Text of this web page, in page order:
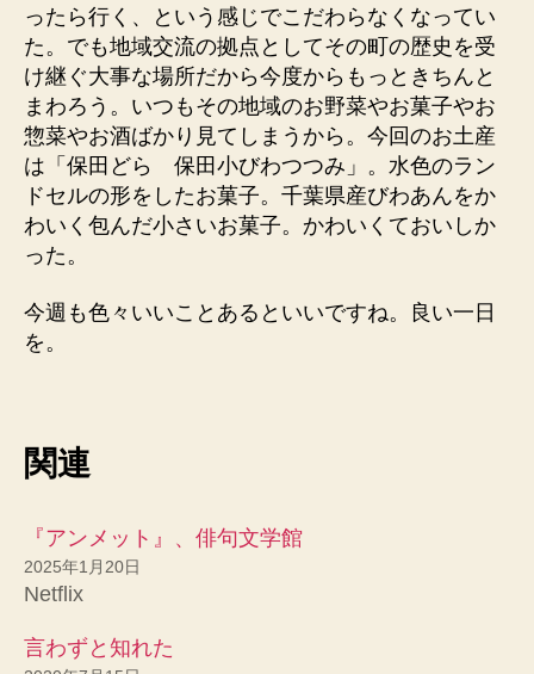
ったら行く、という感じでこだわらなくなってい
た。でも地域交流の拠点としてその町の歴史を受
け継ぐ大事な場所だから今度からもっときちんと
まわろう。いつもその地域のお野菜やお菓子やお
惣菜やお酒ばかり見てしまうから。今回のお土産
は「保田どら 保田小びわつつみ」。水色のラン
ドセルの形をしたお菓子。千葉県産びわあんをか
わいく包んだ小さいお菓子。かわいくておいしか
った。
今週も色々いいことあるといいですね。良い一日
を。
関連
『アンメット』、俳句文学館
2025年1月20日
Netflix
言わずと知れた